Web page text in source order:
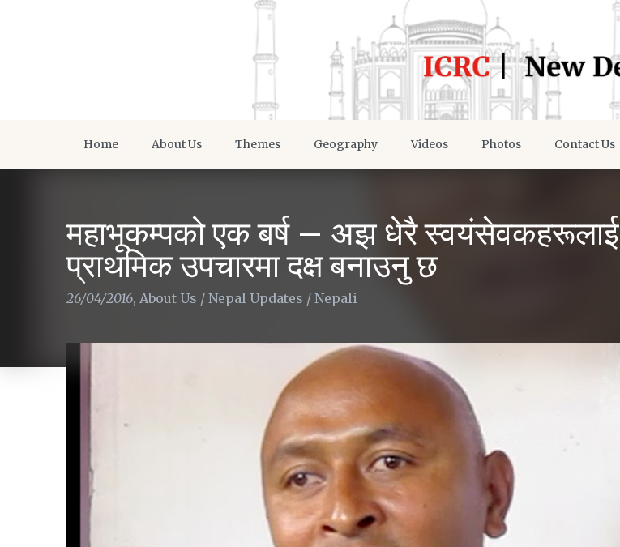
Home About Us Themes Geography Videos Photos Contact Us
महाभूकम्पको एक बर्ष – अझ धेरै स्वयंसेवकहरूलाई
प्राथमिक उपचारमा दक्ष बनाउनु छ
26/04/2016, About Us / Nepal Updates / Nepali